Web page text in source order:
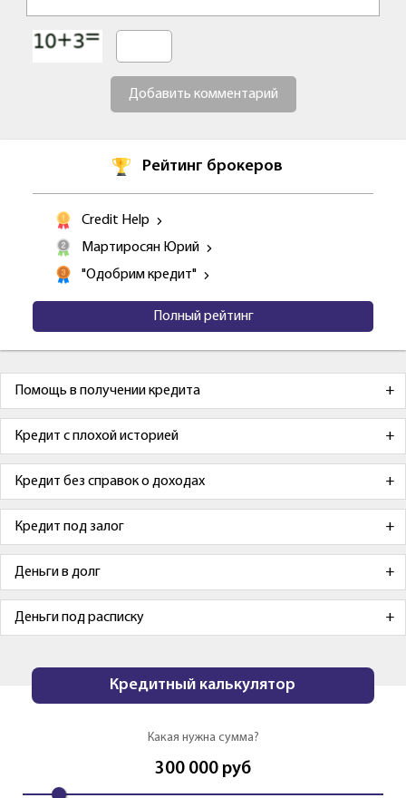
Добавить комментарий
Рейтинг брокеров
Credit Help
Мартиросян Юрий
"Одобрим кредит"
Полный рейтинг
Помощь в получении кредита
Кредит с плохой историей
Кредит без справок о доходах
Кредит под залог
Деньги в долг
Деньги под расписку
Кредитный калькулятор
Какая нужна сумма?
300 000 руб